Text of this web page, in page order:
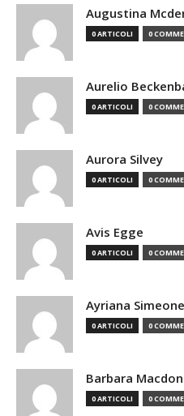
Augustina
0 ARTICOLI 0
Aurelio
0 ARTICOLI 0
Aurora Silvey
0 ARTICOLI 0
Avis Egge
0 ARTICOLI 0
Ayriana
0 ARTICOLI 0
Barbara
0 ARTICOLI 0